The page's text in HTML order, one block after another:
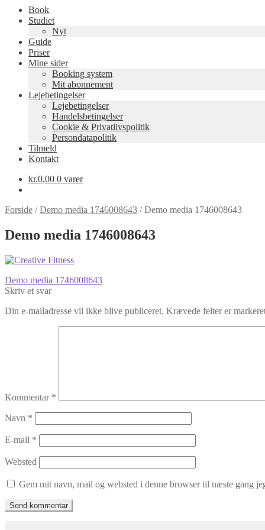
Book
Studiet
Nyt
Guide
Priser
Mine sider
Booking system
Mit abonnement
Lejebetingelser
Lejebetingelser
Handelsbetingelser
Cookie & Privatlivspolitik
Persondatapolitik
Tilmeld
Kontakt
kr.0,00 0 varer
Forside /Demo media 1746008643 /Demo media 1746008643
Demo media 1746008643
Indlægsnavigation
Forrige
indlæg:
Demo media 1746008643
Skriv et svar
Din e-mailadresse vil ikke blive publiceret. Krævede felter er
Kommentar *
Navn *
E-mail *
Websted
Gem mit navn, mail og websted i denne browser til næste gang